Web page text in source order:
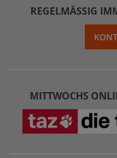
REGELMÄSSIG
MITTWOCHS